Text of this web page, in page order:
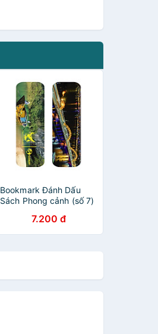
Bookmark Đánh Dấu
Sách Phong cảnh (số 7)
7.200 đ